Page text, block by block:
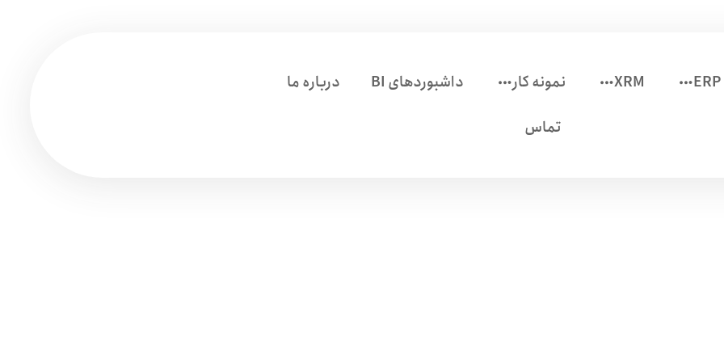
ERP
XRM نمونه کار داشبوردهای BI
درباره ما
تماس